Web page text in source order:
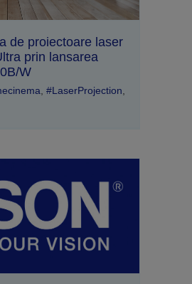
de proiectoare laser
prin lansarea
W
#LaserProjection